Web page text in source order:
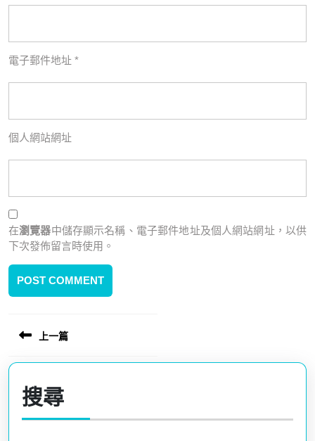
電子郵件地址 *
個人網站網址
在瀏覽器中儲存顯示名稱、電子郵件地址及個人網站網址，以供
下次發佈留言時使用。
導
覽
上一篇
Previous
post:
搜尋